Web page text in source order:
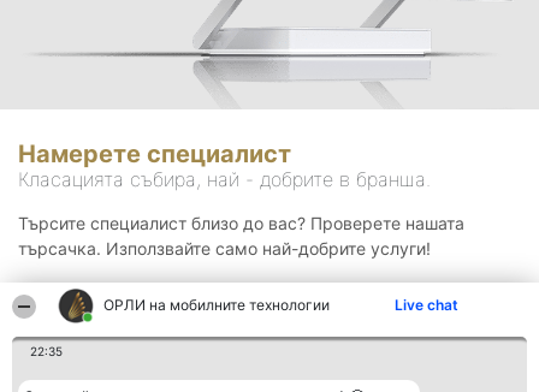
ОРЛИ на мобилните технологии Live chat
22:35
Намерете специалист
Класацията събира, най - добрите в бранша.
Търсите специалист близо до вас? Проверете нашата
търсачка. Използвайте само най-добрите услуги!